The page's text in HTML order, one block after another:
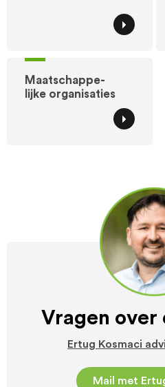
Maatschappe-
lijke organisaties
Vragen
Ertug Kosmaci
Mail met